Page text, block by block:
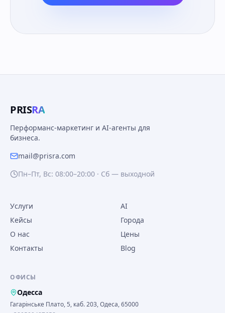
PRISRA
Перформанс-маркетинг и AI-агенты для
бизнеса.
mail@prisra.com
Пн–Пт, Вс: 08:00–20:00 · Сб — выходной
Услуги
AI
Кейсы
Города
О нас
Цены
Контакты
Blog
ОФИСЫ
Одесса
Гагарінське Плато, 5, каб. 203, Одеса, 65000